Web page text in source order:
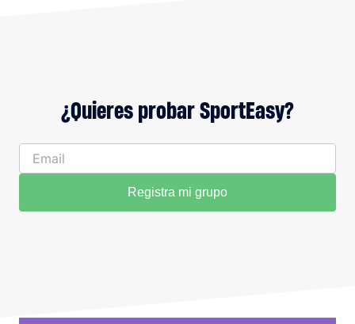
¿Quieres probar SportEasy?
Registra mi grupo